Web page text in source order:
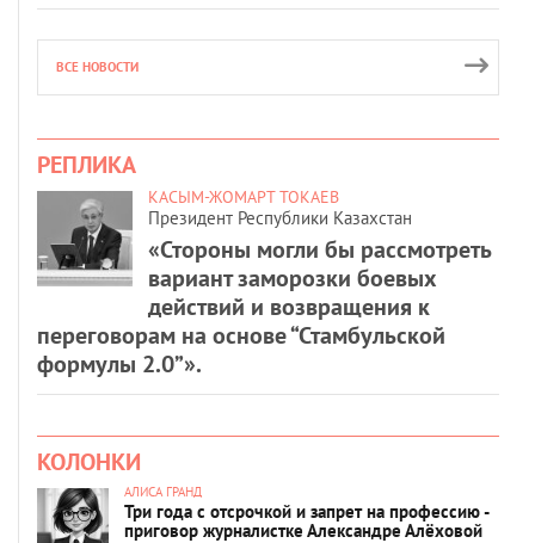
ВСЕ НОВОСТИ
РЕПЛИКА
КАСЫМ-ЖОМАРТ ТОКАЕВ
Президент Республики Казахстан
«Стороны могли бы рассмотреть
вариант заморозки боевых
действий и возвращения к
переговорам на основе “Стамбульской
формулы 2.0”».
КОЛОНКИ
АЛИСА ГРАНД
Три года с отсрочкой и запрет на профессию -
приговор журналистке Александре Алёховой